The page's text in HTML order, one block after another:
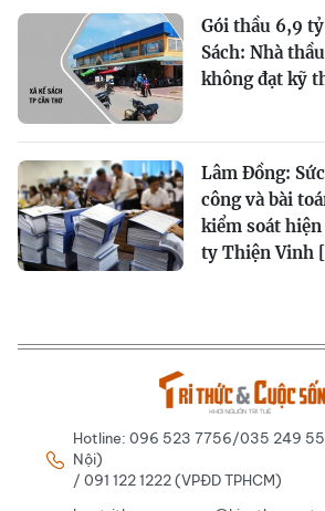
Gói thầu 6,9
Sách: Nhà
không đạt kỹ
Lâm Đồng:
công và bài
kiểm soát
ty Thiện Vinh
Hotline: 096 523 7756/035 249
Nội)
/ 091 122 1222 (VPĐD TPHCM)